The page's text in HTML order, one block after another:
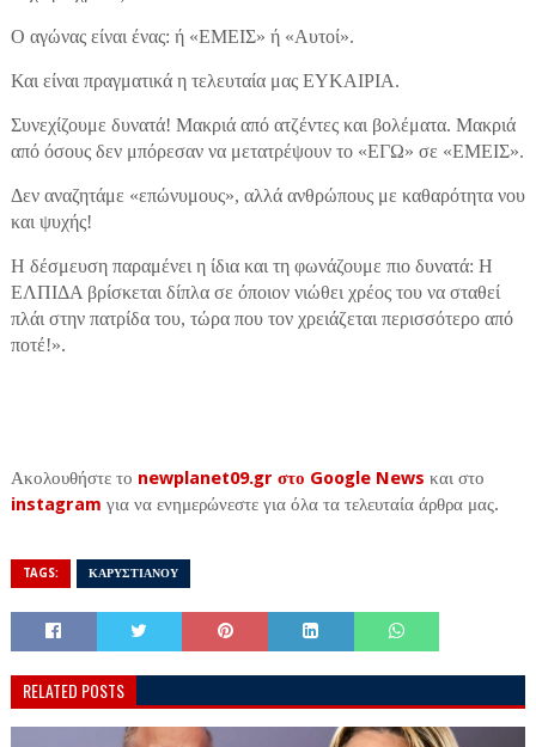
Ο αγώνας είναι ένας: ή «ΕΜΕΙΣ» ή «Αυτοί».
Και είναι πραγματικά η τελευταία μας ΕΥΚΑΙΡΙΑ.
Συνεχίζουμε δυνατά! Μακριά από ατζέντες και βολέματα. Μακριά
από όσους δεν μπόρεσαν να μετατρέψουν το «ΕΓΩ» σε «ΕΜΕΙΣ».
Δεν αναζητάμε «επώνυμους», αλλά ανθρώπους με καθαρότητα νου
και ψυχής!
Η δέσμευση παραμένει η ίδια και τη φωνάζουμε πιο δυνατά: Η
ΕΛΠΙΔΑ βρίσκεται δίπλα σε όποιον νιώθει χρέος του να σταθεί
πλάι στην πατρίδα του, τώρα που τον χρειάζεται περισσότερο από
ποτέ!».
Ακολουθήστε το newplanet09.gr στο Google News και στο
instagram για να ενημερώνεστε για όλα τα τελευταία άρθρα μας.
TAGS: ΚΑΡΥΣΤΙΑΝΟΥ
RELATED POSTS